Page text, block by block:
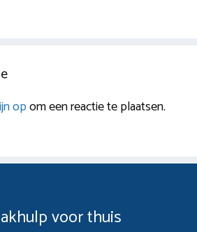
opom een reactie te plaatsen.
voor thuis